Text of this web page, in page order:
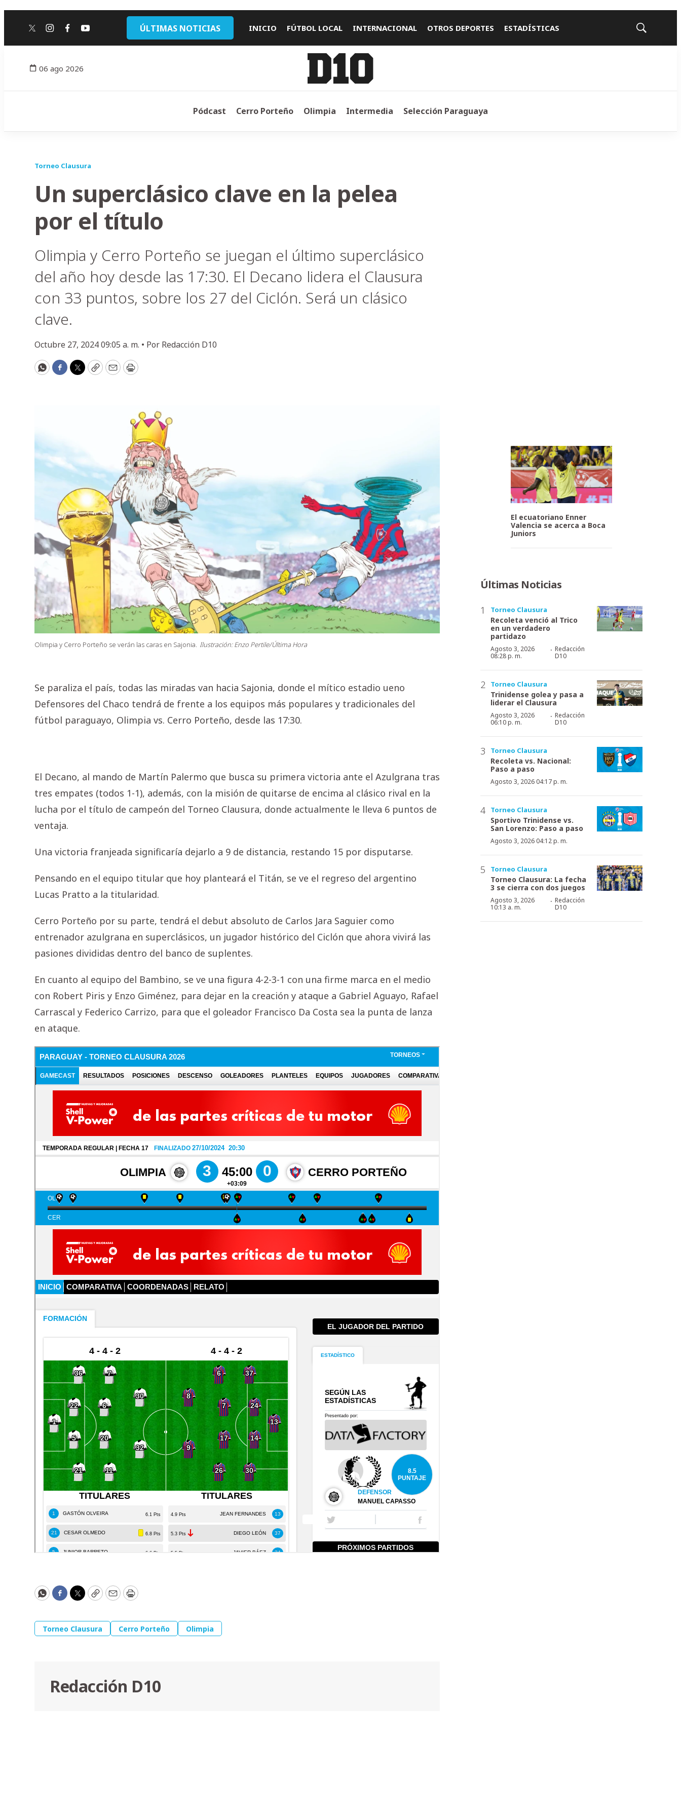
twitterinstagram
facebook
youtube ÚLTIMAS NOTICIAS INICIO FÚTBOL LOCAL INTERNACIONAL OTROS DEPORTES ESTADÍSTICAS
Mostrar
06 ago 2026
Pódcast Cerro Porteño Olimpia Intermedia Selección Paraguaya
Torneo Clausura
Un superclásico clave en la pelea
por el título
Olimpia y Cerro Porteño se juegan el último superclásico
del año hoy desde las 17:30. El Decano lidera el Clausura
con 33 puntos, sobre los 27 del Ciclón. Será un clásico
clave.
Octubre 27, 2024 09:05 a. m. • Por Redacción D10
WhatsApp
Facebook
Twitter
CopyEmailPrint
Olimpia y Cerro Porteño se verán las caras en Sajonia. Ilustración: Enzo Pertile/Última Hora
Se paraliza el país, todas las miradas van hacia Sajonia, donde el mítico estadio ueno
Defensores del Chaco tendrá de frente a los equipos más populares y tradicionales del
fútbol paraguayo, Olimpia vs. Cerro Porteño, desde las 17:30.
El Decano, al mando de Martín Palermo que busca su primera victoria ante el Azulgrana tras
tres empates (todos 1-1), además, con la misión de quitarse de encima al clásico rival en la
lucha por el título de campeón del Torneo Clausura, donde actualmente le lleva 6 puntos de
ventaja.
Una victoria franjeada significaría dejarlo a 9 de distancia, restando 15 por disputarse.
Pensando en el equipo titular que hoy planteará el Titán, se ve el regreso del argentino
Lucas Pratto a la titularidad.
Cerro Porteño por su parte, tendrá el debut absoluto de Carlos Jara Saguier como
entrenador azulgrana en superclásicos, un jugador histórico del Ciclón que ahora vivirá las
pasiones divididas dentro del banco de suplentes.
En cuanto al equipo del Bambino, se ve una figura 4-2-3-1 con una firme marca en el medio
con Robert Piris y Enzo Giménez, para dejar en la creación y ataque a Gabriel Aguayo, Rafael
Carrascal y Federico Carrizo, para que el goleador Francisco Da Costa sea la punta de lanza
en ataque.
WhatsApp
Facebook
Twitter
CopyEmailPrint
Torneo Clausura Cerro Porteño Olimpia
Redacción D10
El ecuatoriano Enner
Valencia se acerca a Boca
Juniors
Últimas Noticias
Torneo Clausura
Recoleta venció al Trico
en un verdadero
partidazo
Agosto 3, 2026
08:28 p. m.
· Redacción
D10
Torneo Clausura
Trinidense golea y pasa a
liderar el Clausura
Agosto 3, 2026
06:10 p. m.
· Redacción
D10
Torneo Clausura
Recoleta vs. Nacional:
Paso a paso
Agosto 3, 2026 04:17 p. m.
Torneo Clausura
Sportivo Trinidense vs.
San Lorenzo: Paso a paso
Agosto 3, 2026 04:12 p. m.
Torneo Clausura
Torneo Clausura: La fecha
3 se cierra con dos juegos
Agosto 3, 2026
10:13 a. m.
· Redacción
D10